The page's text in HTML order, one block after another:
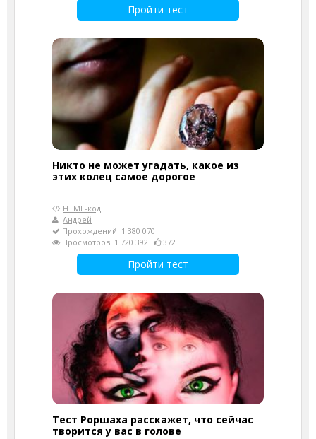
Пройти тест
Никто не может угадать, какое из
этих колец самое дорогое
HTML-код
Андрей
Прохождений: 1 380 070
Просмотров: 1 720 392
372
Пройти тест
Тест Роршаха расскажет, что сейчас
творится у вас в голове